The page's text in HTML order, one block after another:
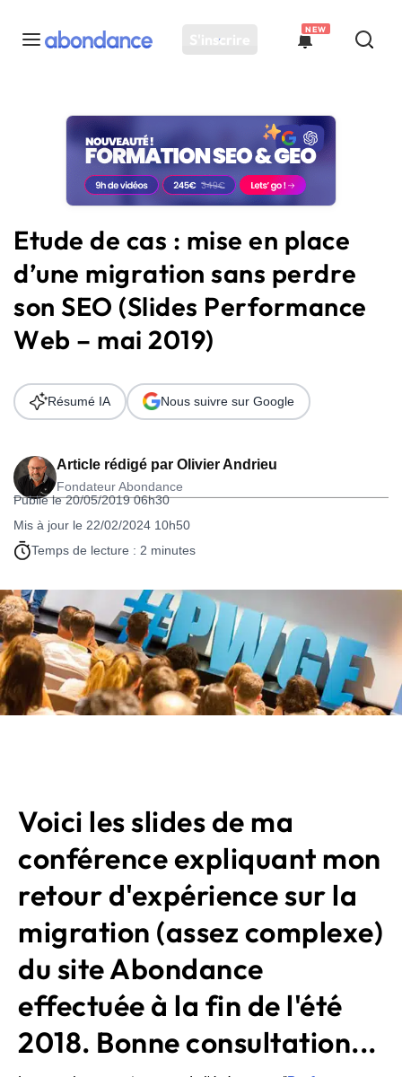
S'inscrire
NEW
Toutes les actus
Actus SEO
Plateforme
Solutions
Ressources
Audit SEO
Etude de cas : mise en place
d’une migration sans perdre
son SEO (Slides Performance
Web – mai 2019)
Article rédigé par Olivier Andrieu
Fondateur Abondance
Publié le 20/05/2019 06h30
Mis à jour le 22/02/2024 10h50
Temps de lecture : 2 minutes
Résumé IA Nous suivre sur Google
Voici les slides de ma
conférence expliquant mon
retour d'expérience sur la
migration (assez complexe)
du site Abondance
effectuée à la fin de l'été
2018. Bonne consultation...